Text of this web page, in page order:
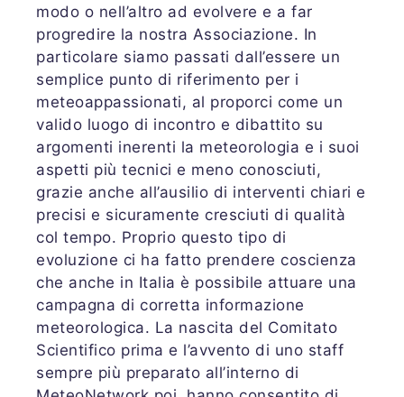
modo o nell’altro ad evolvere e a far
progredire la nostra Associazione. In
particolare siamo passati dall’essere un
semplice punto di riferimento per i
meteoappassionati, al proporci come un
valido luogo di incontro e dibattito su
argomenti inerenti la meteorologia e i suoi
aspetti più tecnici e meno conosciuti,
grazie anche all’ausilio di interventi chiari e
precisi e sicuramente cresciuti di qualità
col tempo. Proprio questo tipo di
evoluzione ci ha fatto prendere coscienza
che anche in Italia è possibile attuare una
campagna di corretta informazione
meteorologica. La nascita del Comitato
Scientifico prima e l’avvento di uno staff
sempre più preparato all’interno di